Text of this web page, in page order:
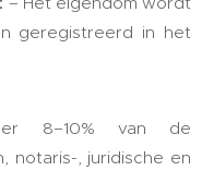
geregistreerd in het
8–10% van de
notaris-, juridische en